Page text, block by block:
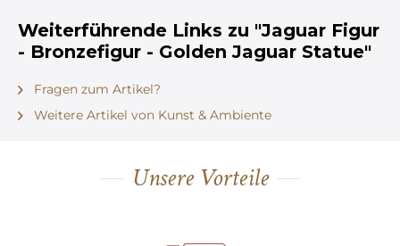
Weiterführende Links zu "Jaguar Figur
- Bronzefigur - Golden Jaguar Statue"
Fragen zum Artikel?
Weitere Artikel von Kunst & Ambiente
Unsere Vorteile